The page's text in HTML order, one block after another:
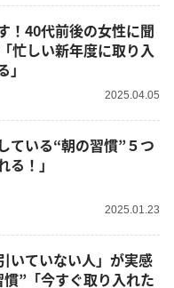
！40代前後の女性に聞
忙しい新年度に取り入
2025.04.05
ている“朝の習慣”５つ
る！」
2025.01.23
いていない人」が実感
”「今すぐ取り入れた